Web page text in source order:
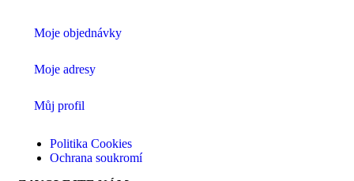
Moje objednávky
Moje adresy
Můj profil
Politika Cookies
Ochrana soukromí